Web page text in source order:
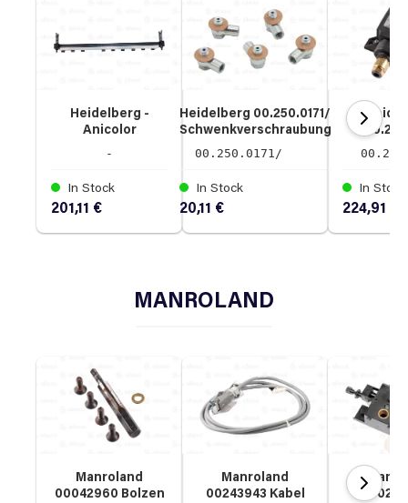
Heidelberg -
Anicolor
-
In Stock
201,11 €
Heidelberg 00.250.0171/
Schwenkverschraubung
504 401
00.250.0171/
In Stock
20,11 €
In Stock
224,91 €
MANROLAND
Manroland
00042960 Bolzen
Manroland
00243943 Kabel